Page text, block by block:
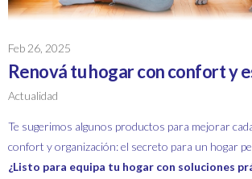
Feb 26, 2025
Renová tu hogar con confort y
Actualidad
Te sugerimos algunos productos para mejorar
confort y organización: el secreto para un hogar
¿Listo para equipa tu hogar con soluciones